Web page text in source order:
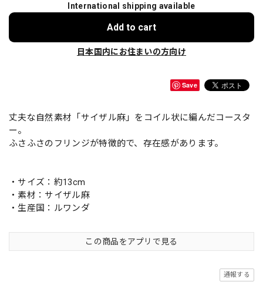
International shipping available
Add to cart
日本国内にお住まいの方向け
Save
丈夫な自然素材「サイザル麻」をコイル状に編んだコースタ
ー。
ふさふさのフリンジが特徴的で、存在感があります。
・サイズ：約13cm
・素材：サイザル麻
・生産国：ルワンダ
この商品をアプリで見る
通報する